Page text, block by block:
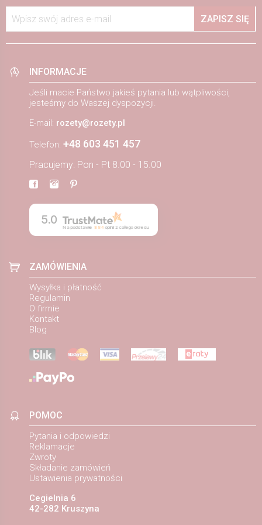
Wpisz swój adres e-mail ZAPISZ SIĘ
INFORMACJE
Jeśli macie Państwo jakieś pytania lub wątpliwości,
jesteśmy do Waszej dyspozycji.
E-mail: rozety@rozety.pl
Telefon: +48 603 451 457
Pracujemy: Pon - Pt 8.00 - 15.00
5.0
Na podstawie 884opinii z całego okresu
ZAMÓWIENIA
Wysyłka i płatność
Regulamin
O firmie
Kontakt
Blog
POMOC
Pytania i odpowiedzi
Reklamacje
Zwroty
Składanie zamówień
Ustawienia prywatności
Cegielnia 6
42-282 Kruszyna